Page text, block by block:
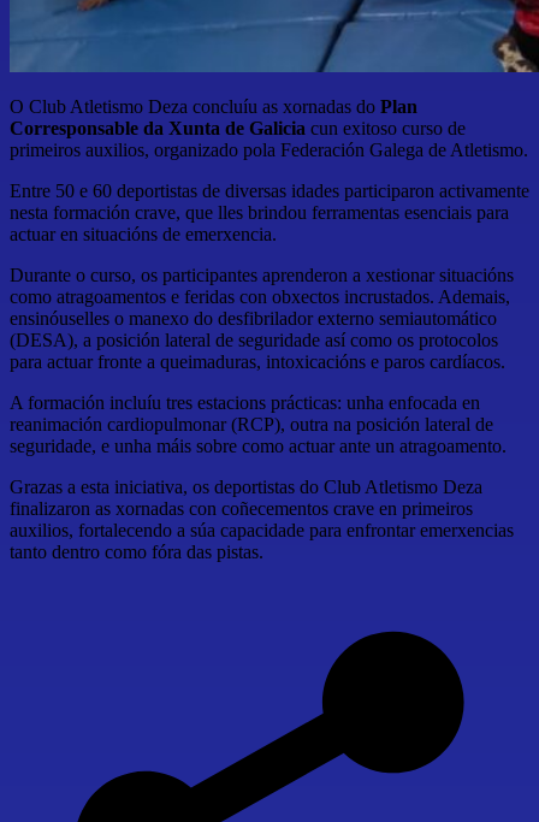
O Club Atletismo Deza concluíu as xornadas do Plan
Corresponsable da Xunta de Galicia cun exitoso curso de
primeiros auxilios, organizado pola Federación Galega de Atletismo.
Entre 50 e 60 deportistas de diversas idades participaron activamente
nesta formación crave, que lles brindou ferramentas esenciais para
actuar en situacións de emerxencia.
Durante o curso, os participantes aprenderon a xestionar situacións
como atragoamentos e feridas con obxectos incrustados. Ademais,
ensinóuselles o manexo do desfibrilador externo semiautomático
(DESA), a posición lateral de seguridade así como os protocolos
para actuar fronte a queimaduras, intoxicacións e paros cardíacos.
A formación incluíu tres estacions prácticas: unha enfocada en
reanimación cardiopulmonar (RCP), outra na posición lateral de
seguridade, e unha máis sobre como actuar ante un atragoamento.
Grazas a esta iniciativa, os deportistas do Club Atletismo Deza
finalizaron as xornadas con coñecementos crave en primeiros
auxilios, fortalecendo a súa capacidade para enfrontar emerxencias
tanto dentro como fóra das pistas.